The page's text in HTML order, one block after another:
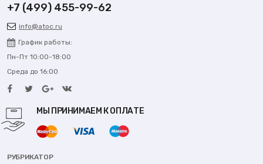
+7 (499) 455-99-62
info@atoc.ru
График работы:
Пн-Пт 10:00-18:00
Среда до 16:00
МЫ ПРИНИМАЕМ К ОПЛАТЕ
РУБРИКАТОР